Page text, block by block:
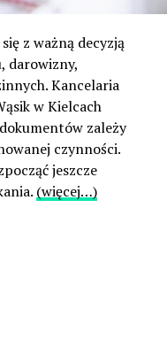
z ważną decyzją
darowizny,
Kancelaria
w Kielcach
zależy
czynności.
jeszcze
(więcej…)